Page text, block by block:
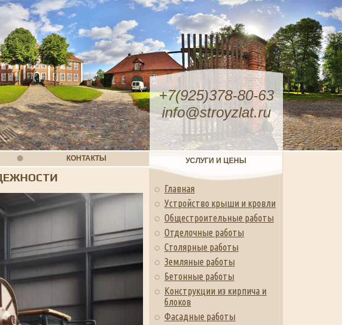
+7(925)378-80-63
info@stroyzlat.ru
КОНТАКТЫ УСЛУГИ И ЦЕНЫ
Главная
Устройство крыши и кровли
Общестроительные работы
Отделочные работы
Столярные работы
Земляные работы
Бетонные работы
Конструкции из кирпича и
блоков
Фасадные работы